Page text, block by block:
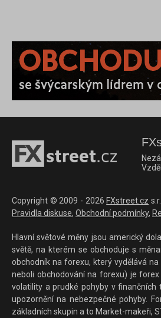
Copyright © 2009 - 2026FXstreet.cz
Pravidla diskuse, Obchodní podmínky,
Hlavní světové měny jsou americký
světě, na kterém se obchoduje s
obchodník na forexu, který vydělává
neboli obchodování na forexu) je
volatility a prudké pohyby v
upozornění na nebezpečné pohyby.
základních skupin a to Market-makeři,